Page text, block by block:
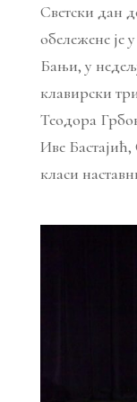
Светски дан
обележене је
Бањи, у
клавирски
Теодора
Иве
класи